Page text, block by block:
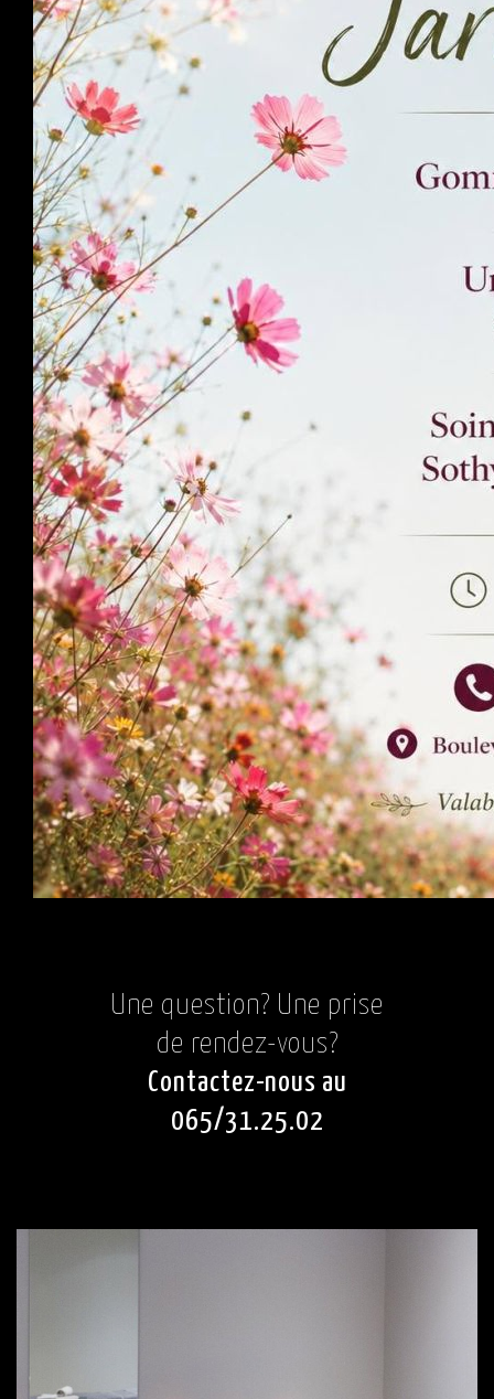
Une question? Une prise
de rendez-vous?
Contactez-nous au
065/31.25.02